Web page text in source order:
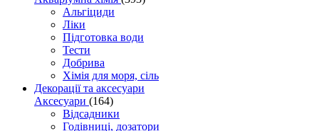
Альгіциди
Ліки
Підготовка води
Тести
Добрива
Хімія для моря, сіль
Декорації та аксесуари
Аксесуари (164)
Відсадники
Годівниці, дозатори